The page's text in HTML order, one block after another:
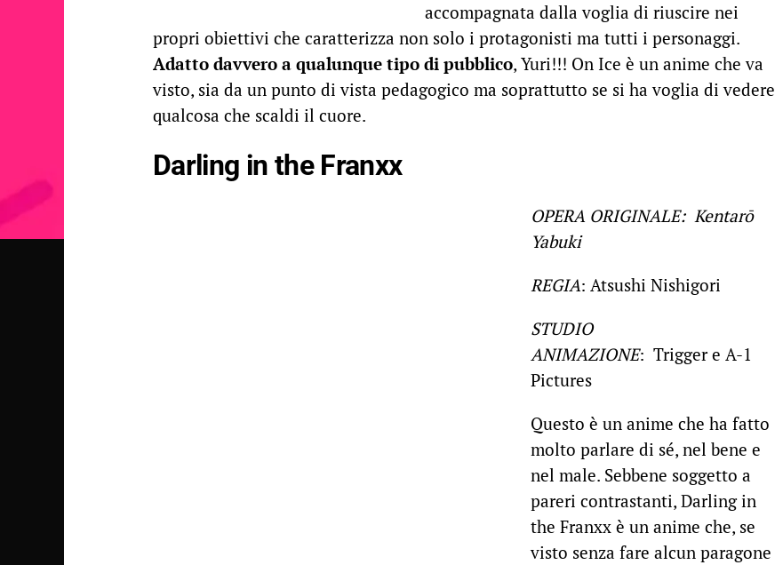
accompagnata dalla voglia di riuscire nei
propri obiettivi che caratterizza non solo i protagonisti ma tutti i personaggi.
Adatto davvero a qualunque tipo di pubblico, Yuri!!! On Ice è un anime che va
visto, sia da un punto di vista pedagogico ma soprattutto se si ha voglia di vedere
qualcosa che scaldi il cuore.
Darling in the Franxx
OPERA ORIGINALE: Kentarō
Yabuki
REGIA: Atsushi Nishigori
STUDIO
ANIMAZIONE: Trigger e A-1
Pictures
Questo è un anime che ha fatto
molto parlare di sé, nel bene e
nel male. Sebbene soggetto a
pareri contrastanti, Darling in
the Franxx è un anime che, se
visto senza fare alcun paragone